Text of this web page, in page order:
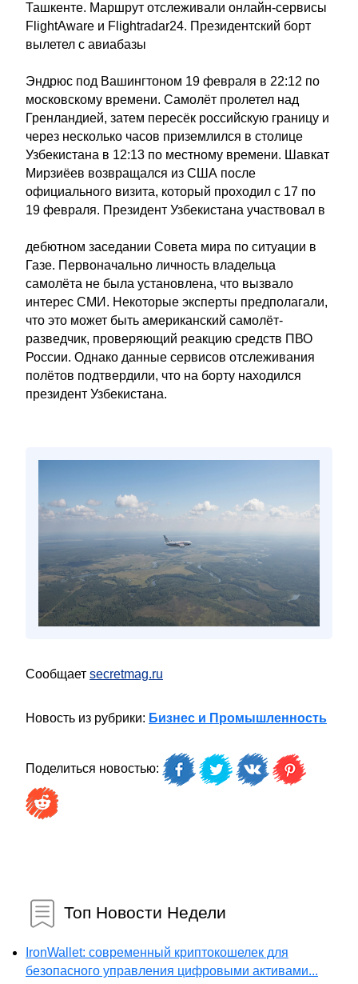
Ташкенте. Маршрут отслеживали онлайн-сервисы
FlightAware и Flightradar24. Президентский борт
вылетел с авиабазы
Эндрюс под Вашингтоном 19 февраля в 22:12 по
московскому времени. Самолёт пролетел над
Гренландией, затем пересёк российскую границу и
через несколько часов приземлился в столице
Узбекистана в 12:13 по местному времени. Шавкат
Мирзиёев возвращался из США после
официального визита, который проходил с 17 по
19 февраля. Президент Узбекистана участвовал в
дебютном заседании Совета мира по ситуации в
Газе. Первоначально личность владельца
самолёта не была установлена, что вызвало
интерес СМИ. Некоторые эксперты предполагали,
что это может быть американский самолёт-
разведчик, проверяющий реакцию средств ПВО
России. Однако данные сервисов отслеживания
полётов подтвердили, что на борту находился
президент Узбекистана.
Сообщает secretmag.ru
Новость из рубрики: Бизнес и Промышленность
Поделиться новостью:
Топ Новости Недели
IronWallet: современный криптокошелек для
безопасного управления цифровыми активами...